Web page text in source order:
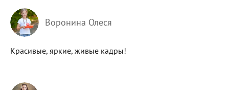
Воронина Олеся
Красивые, яркие, живые кадры!